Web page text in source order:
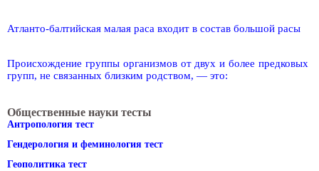
Атланто-балтийская малая раса входит в состав большой расы
Происхождение группы организмов от двух и более предковых
групп, не связанных близким родством, — это:
Общественные науки тесты
Антропология тест
Гендерология и феминология тест
Геополитика тест